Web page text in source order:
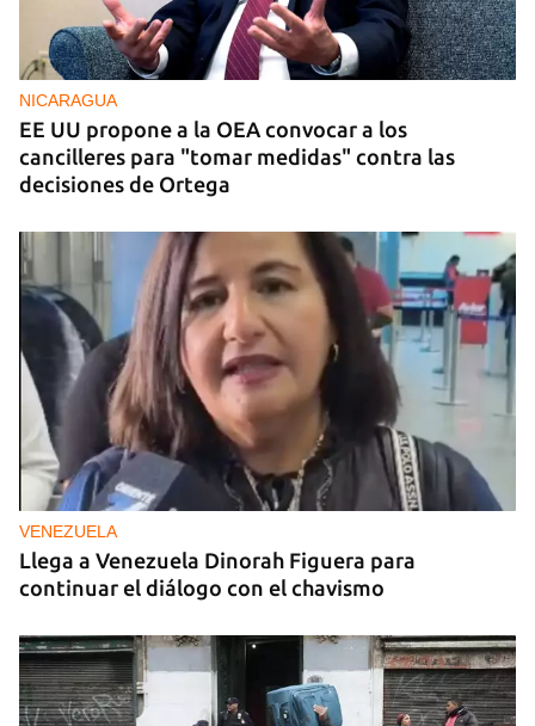
FOTO DEL DÍA
Un litro de aceite cuesta ya más de dos salarios
mínimos
NICARAGUA
EE UU propone a la OEA convocar a los
cancilleres para "tomar medidas" contra las
decisiones de Ortega
VENEZUELA
Llega a Venezuela Dinorah Figuera para
continuar el diálogo con el chavismo